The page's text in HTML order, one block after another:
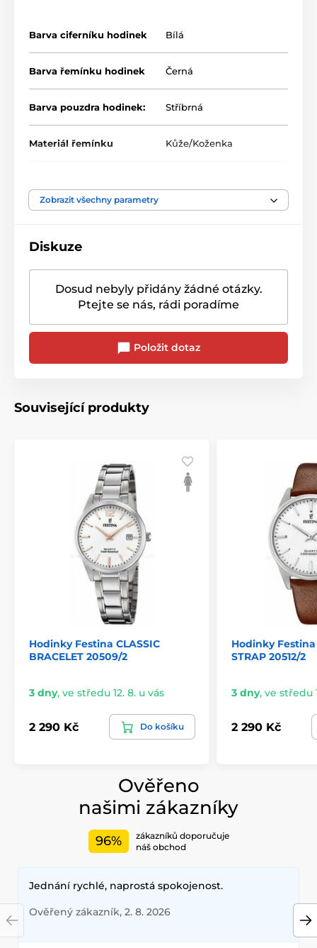
Barva ciferníku hodinek Bílá
Barva řemínku hodinek Černá
Barva pouzdra hodinek: Stříbrná
Materiál řemínku Kůže/Koženka
Zobrazit všechny parametry
Diskuze
Dosud nebyly přidány žádné otázky.
Ptejte se nás, rádi poradíme
Položit dotaz
Související produkty
Hodinky Festina CLASSIC
BRACELET 20509/2
3 dny, ve středu 12. 8. u vás
2 290 Kč Do košíku
Hodinky Festina
STRAP 20512/2
3 dny, ve středu
2 290 Kč
Ověřeno
našimi zákazníky
96%
zákazníků doporučuje
náš obchod
Jednání rychlé, naprostá spokojenost.
Ověřený zákazník, 2. 8. 2026